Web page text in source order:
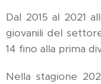
Dal 2015 al 2021
giovanili del
14 fino alla prima
Nella stagione